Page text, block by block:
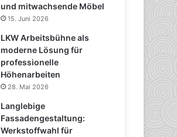
und mitwachsende Möbel
15. Juni 2026
LKW Arbeitsbühne als
moderne Lösung für
professionelle
Höhenarbeiten
28. Mai 2026
Langlebige
Fassadengestaltung:
Werkstoffwahl für